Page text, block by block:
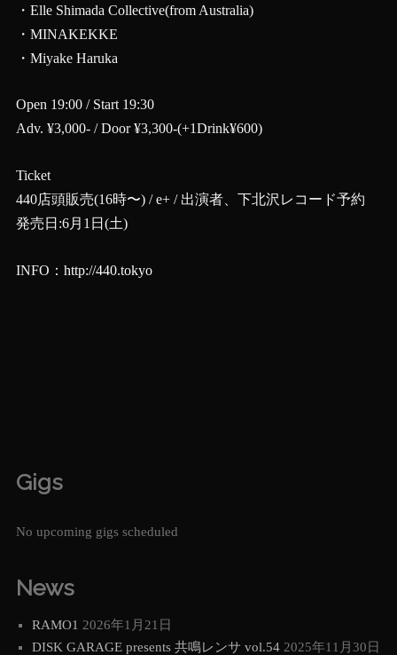
・Elle Shimada Collective(from Australia)
・MINAKEKKE
・Miyake Haruka
Open 19:00 / Start 19:30
Adv. ¥3,000- / Door ¥3,300-(+1Drink¥600)
Ticket
440店頭販売(16時〜) / e+ / 出演者、下北沢レコード予約
発売日:6月1日(土)
INFO： http://440.tokyo
Gigs
No upcoming gigs scheduled
News
RAMO1 2026年1月21日
DISK GARAGE presents 共鳴レンサ vol.54 2025年11月30日